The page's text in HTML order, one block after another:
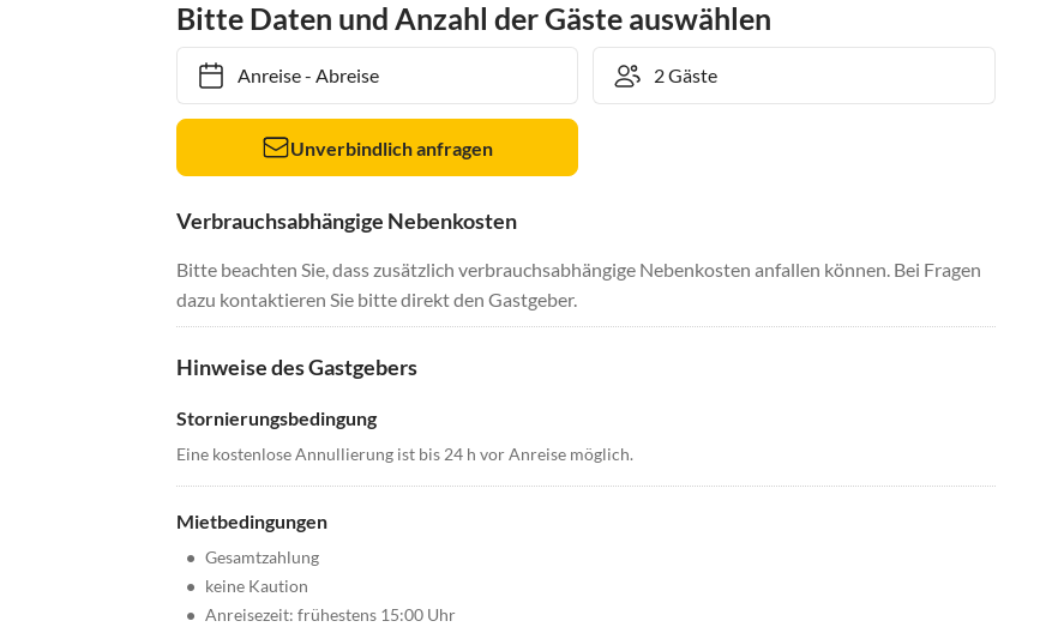
Bitte Daten und Anzahl der Gäste auswählen
Anreise- Abreise
Unverbindlich anfragen
Verbrauchsabhängige Nebenkosten
Bitte beachten Sie, dass zusätzlich verbrauchsabhängige Nebenkosten anfallen können. Bei Fragen
dazu kontaktieren Sie bitte direkt den Gastgeber.
Hinweise des Gastgebers
Stornierungsbedingung
Eine kostenlose Annullierung ist bis 24 h vor Anreise möglich.
Mietbedingungen
• Gesamtzahlung
• keine Kaution
• Anreisezeit: frühestens 15:00 Uhr